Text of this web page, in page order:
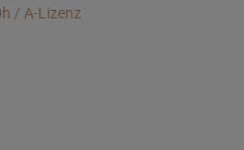
/ A-Lizenz